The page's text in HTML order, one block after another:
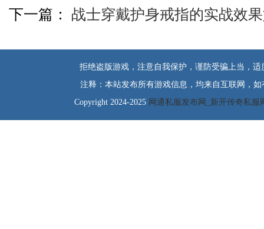
下一篇： 战士穿戴护身戒指的实战效
拒绝盗版游戏，注意自我保护，谨防受骗上当，
注释：本站发布所有游戏信息，均来自互联网，
Copyright 2024-2025 网通私服发布网_新开传奇私